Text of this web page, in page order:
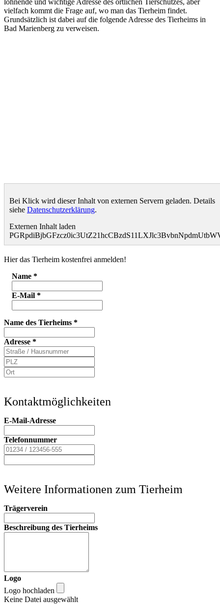
vielfach kommt die Frage auf, wo man das Tierheim findet.
Grundsätzlich ist dabei auf die folgende Adresse des Tierheims in
Bad Marienberg zu verweisen.
Bei Klick wird dieser Inhalt von externen Servern geladen. Details
siehe Datenschutzerklärung.
Externen Inhalt laden
Hier das Tierheim kostenfrei anmelden!
Name *
E-Mail *
Name des Tierheims *
Adresse *
Kontaktmöglichkeiten
E-Mail-Adresse
Telefonnummer
Weitere Informationen zum Tierheim
Trägerverein
Beschreibung des Tierheims
Logo
Logo hochladen
Keine Datei ausgewählt